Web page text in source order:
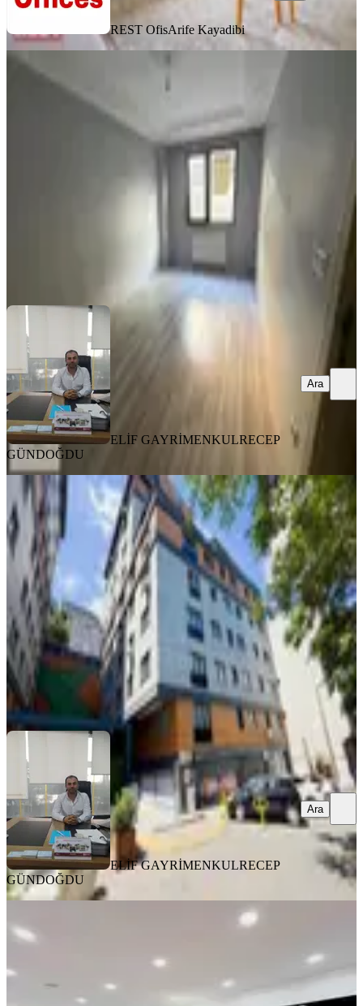
REST OfisArife Kayadibi
Durağına 50 Mt Mesadefe
Kağıthane, Talatpaşa Mahallesi
· Kot 1·06.08.2026
RECEP GÜNDOĞDU
ELİF GAYRİMENKULRECEP
GÜNDOĞDU
Ara
Kağıthane Ceylan Panorama
Evlerinde Kiralık 3+1 Lüks Daire
Kağıthane, Mehmet Akif Ersoy Mahallesi
3+1·110 m² 5. Kat·06.08.2026
57.000 ₺
ELİF GAYRİMENKUL RECEP GÜNDOĞDU
Ara
ELİF GAYRİMENKULRECEP
GÜNDOĞDU
Ara
4 Levent Emniyet Evleri'nde 3+1
Yüksek giriş 05.08.2026